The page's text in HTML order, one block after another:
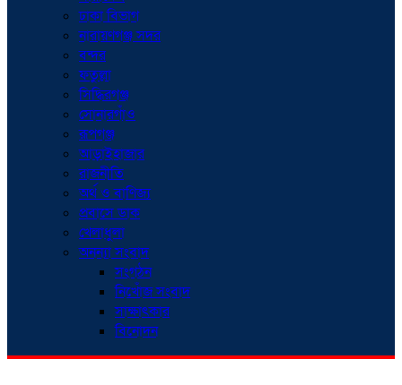
ঢাকা বিভাগ
নারায়ণগঞ্জ সদর
বন্দর
ফতুল্লা
সিদ্ধিরগঞ্জ
সোনারগাঁও
রূপগঞ্জ
আড়াইহাজার
রাজনীতি
অর্থ ও বাণিজ্য
প্রবাসে ডাক
খেলাধুলা
অনন্যা সংবাদ
সংগঠন
নিখোঁজ সংবাদ
সাক্ষাৎকার
বিনোদন